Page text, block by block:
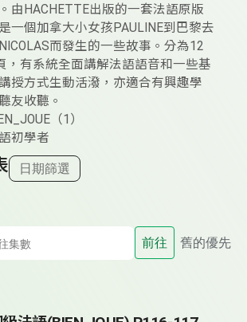
由HACHETTE出版的一套法語原版
一個加拿大小女孩PAULINE到巴黎去
而發生的一些故事。分為12
，有系統全面講解法語語音和一些基
授方式生動活潑，亦適合有興趣學
友收聽。
（1）
初學者
日期篩選
前往 舊的優先